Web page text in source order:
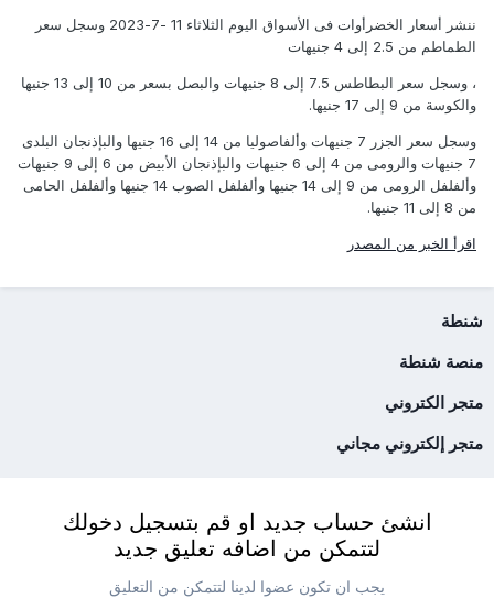
ننشر أسعار الخضرأوات فى الأسواق اليوم الثلاثاء 11 -7-2023 وسجل سعر
الطماطم من 2.5 إلى 4 جنيهات
، وسجل سعر البطاطس 7.5 إلى 8 جنيهات والبصل بسعر من 10 إلى 13 جنيها
والكوسة من 9 إلى 17 جنيها.
وسجل سعر الجزر 7 جنيهات وألفاصوليا من 14 إلى 16 جنيها والبإذنجان البلدى
7 جنيهات والرومى من 4 إلى 6 جنيهات والبإذنجان الأبيض من 6 إلى 9 جنيهات
وألفلفل الرومى من 9 إلى 14 جنيها وألفلفل الصوب 14 جنيها وألفلفل الحامى
من 8 إلى 11 جنيها.
اقرأ الخبر من المصدر
شنطة
منصة شنطة
متجر الكتروني
متجر إلكتروني مجاني
انشئ حساب جديد او قم بتسجيل دخولك
لتتمكن من اضافه تعليق جديد
يجب ان تكون عضوا لدينا لتتمكن من التعليق